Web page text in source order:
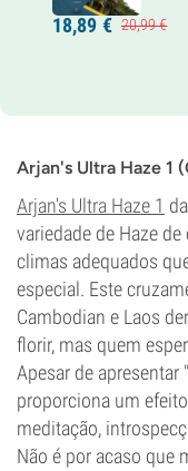
Pais
Haze x
9-10
20%
3%
Tipo de
Período de
18,89 € 20,99€
Arjan's Ultra Haze 1
Arjan's Ultra Haze 1
variedade de Haze
climas adequados
especial. Este
Cambodian e Laos
florir, mas quem
Apesar de apresentar
proporciona um
meditação,
Não é por acaso que